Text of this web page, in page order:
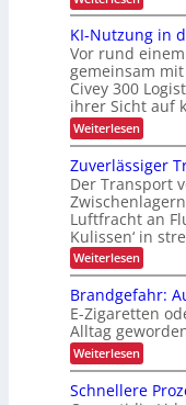
n
r
b
t
r
i
e
b
l
i
c
h
e
n
L
a
E
D
-
P
r
o
j
e
k
t
i
o
n
j
e
t
z
e
r
h
ä
l
t
l
i
c
h
t
f
ü
k
u
r
z
f
r
i
s
t
i
g
e
E
i
n
i
i
e
r
e
s
P
a
l
e
t
t
e
n
m
a
a
g
e
m
e
n
t
A
s
b
a
u
d
e
r
U
S
A
-
P
r
ä
s
e
n
z
KI-Nutzung in
Vor rund einem
gemeinsam
Civey 300
ihrer Sicht auf
Weiterlesen:
K
I
-
N
u
t
z
u
n
g
i
n
d
e
r
L
o
Zuverlässiger
Der Transport
Luftfracht an
Kulissen‘ in
Weiterlesen:
Z
v
e
r
l
ä
s
Brandgefahr:
E-Zigaretten
Alltag
Weiterlesen:
B
a
Schnellere